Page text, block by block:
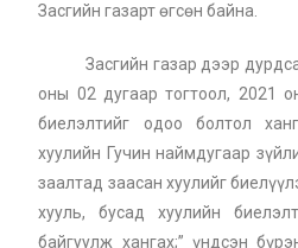
Засгийн газарт өгсөн байна.
Засгийн газар дээр
оны 02 дугаар тогтоол, 2021
биелэлтийг одоо болтол
хуулийн Гучин наймдугаар
заалтад заасан хуулийг
хууль, бусад хуулийн
байгуулж хангах;” үндсэн